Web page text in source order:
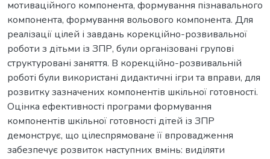
мотиваційного компонента, формування пізнавального
компонента, формування вольового компонента. Для
реалізації цілей і завдань корекційно-розвивальної
роботи з дітьми із ЗПР, були організовані групові
структуровані заняття. В корекційно-розвивальній
роботі були використані дидактичні ігри та вправи, для
розвитку зазначених компонентів шкільної готовності.
Оцінка ефективності програми формування
компонентів шкільної готовності дітей із ЗПР
демонструє, що цілеспрямоване її впровадження
забезпечує розвиток наступних вмінь: виділяти